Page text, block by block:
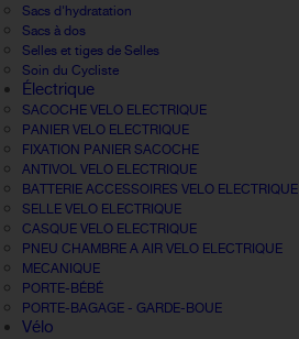
Sacs d'hydratation
Sacs à dos
Selles et tiges de Selles
Soin du Cycliste
Électrique
SACOCHE VELO ELECTRIQUE
PANIER VELO ELECTRIQUE
FIXATION PANIER SACOCHE
ANTIVOL VELO ELECTRIQUE
BATTERIE ACCESSOIRES VELO ELECTRIQUE
SELLE VELO ELECTRIQUE
CASQUE VELO ELECTRIQUE
PNEU CHAMBRE A AIR VELO ELECTRIQUE
MECANIQUE
PORTE-BÉBÉ
PORTE-BAGAGE - GARDE-BOUE
Vélo